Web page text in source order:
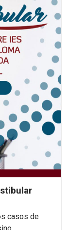
casos de